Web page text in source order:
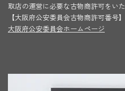
取店の運営に必要な古物商許可をい
【大阪府公安委員会古物商許可番号
大阪府公安委員会ホームページ